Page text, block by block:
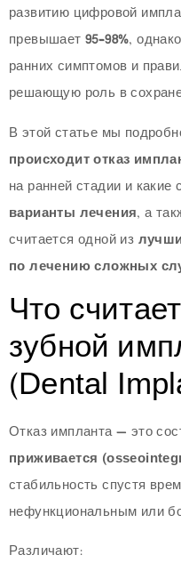
развитию цифровой
превышает 95–98%,
ранних симптомов и
решающую роль в
В этой статье мы
происходит отказ
на ранней стадии и
варианты лечения, а
считается одной из
по лечению сложных
Что
зубной
(Dental
Отказ импланта — это
приживается
стабильность спустя
нефункциональным или
Различают: